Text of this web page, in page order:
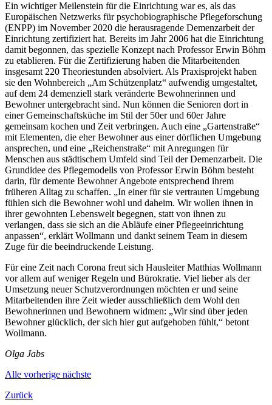
Ein wichtiger Meilenstein für die Einrichtung war es, als das
Europäischen Netzwerks für psychobiographische Pflegeforschung
(ENPP) im November 2020 die herausragende Demenzarbeit der
Einrichtung zertifiziert hat. Bereits im Jahr 2006 hat die Einrichtung
damit begonnen, das spezielle Konzept nach Professor Erwin Böhm
zu etablieren. Für die Zertifizierung haben die Mitarbeitenden
insgesamt 220 Theoriestunden absolviert. Als Praxisprojekt haben
sie den Wohnbereich „Am Schützenplatz“ aufwendig umgestaltet,
auf dem 24 demenziell stark veränderte Bewohnerinnen und
Bewohner untergebracht sind. Nun können die Senioren dort in
einer Gemeinschaftsküche im Stil der 50er und 60er Jahre
gemeinsam kochen und Zeit verbringen. Auch eine „Gartenstraße“
mit Elementen, die eher Bewohner aus einer dörflichen Umgebung
ansprechen, und eine „Reichenstraße“ mit Anregungen für
Menschen aus städtischem Umfeld sind Teil der Demenzarbeit. Die
Grundidee des Pflegemodells von Professor Erwin Böhm besteht
darin, für demente Bewohner Angebote entsprechend ihrem
früheren Alltag zu schaffen. „In einer für sie vertrauten Umgebung
fühlen sich die Bewohner wohl und daheim. Wir wollen ihnen in
ihrer gewohnten Lebenswelt begegnen, statt von ihnen zu
verlangen, dass sie sich an die Abläufe einer Pflegeeinrichtung
anpassen“, erklärt Wollmann und dankt seinem Team in diesem
Zuge für die beeindruckende Leistung.
Für eine Zeit nach Corona freut sich Hausleiter Matthias Wollmann
vor allem auf weniger Regeln und Bürokratie. Viel lieber als der
Umsetzung neuer Schutzverordnungen möchten er und seine
Mitarbeitenden ihre Zeit wieder ausschließlich dem Wohl den
Bewohnerinnen und Bewohnern widmen: „Wir sind über jeden
Bewohner glücklich, der sich hier gut aufgehoben fühlt,“ betont
Wollmann.
Olga Jabs
Alle vorherige nächste
Zurück